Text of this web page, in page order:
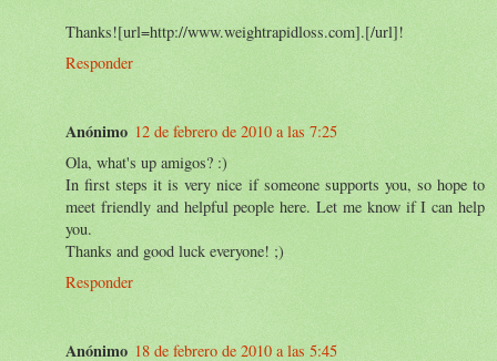
Thanks![url=http://www.weightrapidloss.com].[/url]!
Responder
Anónimo 12 de febrero de 2010 a las 7:25
Ola, what's up amigos? :)
In first steps it is very nice if someone supports you, so hope to
meet friendly and helpful people here. Let me know if I can help
you.
Thanks and good luck everyone! ;)
Responder
Anónimo 18 de febrero de 2010 a las 5:45